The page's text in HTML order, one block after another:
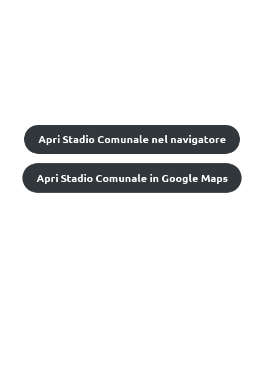
Apri Stadio Comunale nel navigatore
Apri Stadio Comunale in Google Maps